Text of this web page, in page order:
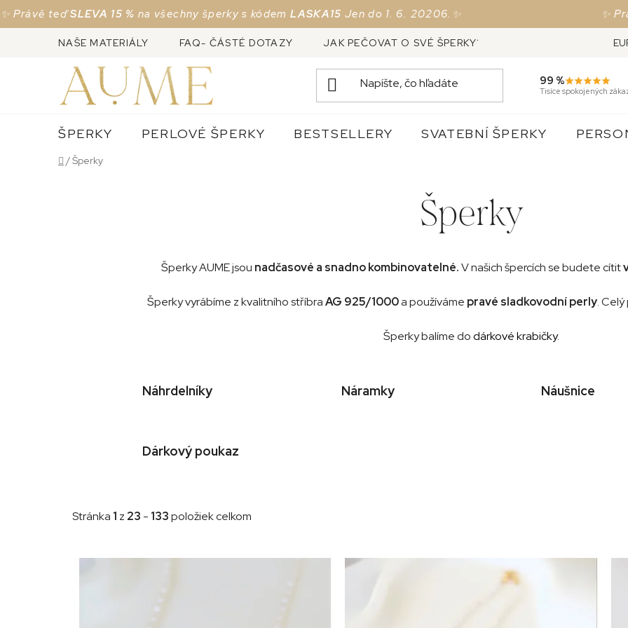
Prejsť
na
teďSLEVA 15 %na všechny šperky s kódemLASKA15Jen do 1. 6. 20206.✨ ✨ Právě teď
NAŠE MATERIÁLY FAQ- ČÁSTÉ DOTAZY JAK PEČOVAT O SVÉ ŠPERKY? VRÁCENÍ ZBOŽÍ,
99 %
Tisíce spokojených
ŠPERKY PERLOVÉ ŠPERKY BESTSELLERY SVATEBNÍ ŠPERKY
Domov
/Šperky
Šperky
Šperky AUME jsou nadčasové a snadno kombinovatelné.V našich špercích se budete cítit
Šperky vyrábíme z kvalitního stříbraAG 925/1000a používáme pravé sladkovodní perly.
Šperkybalíme dodárkové krabičky.
Náhrdelníky Náramky Náušnice
Dárkový poukaz
Stránka 1 z 23 - 133položiek celkom
V